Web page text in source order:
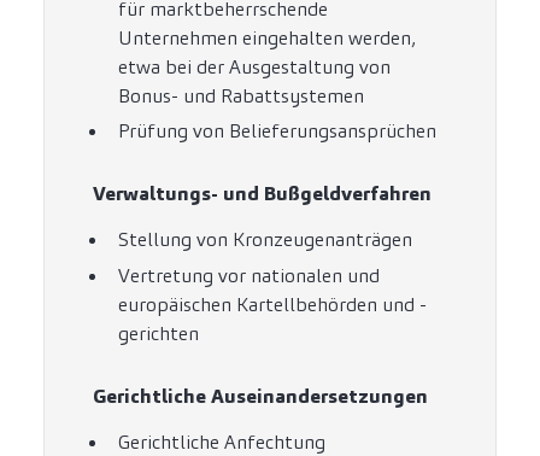
für marktbeherrschende
Unternehmen eingehalten werden,
etwa bei der Ausgestaltung von
Bonus- und Rabattsystemen
Prüfung von Belieferungsansprüchen
Verwaltungs- und Bußgeldverfahren
Stellung von Kronzeugenanträgen
Vertretung vor nationalen und
europäischen Kartellbehörden und -
gerichten
Gerichtliche Auseinandersetzungen
Gerichtliche Anfechtung